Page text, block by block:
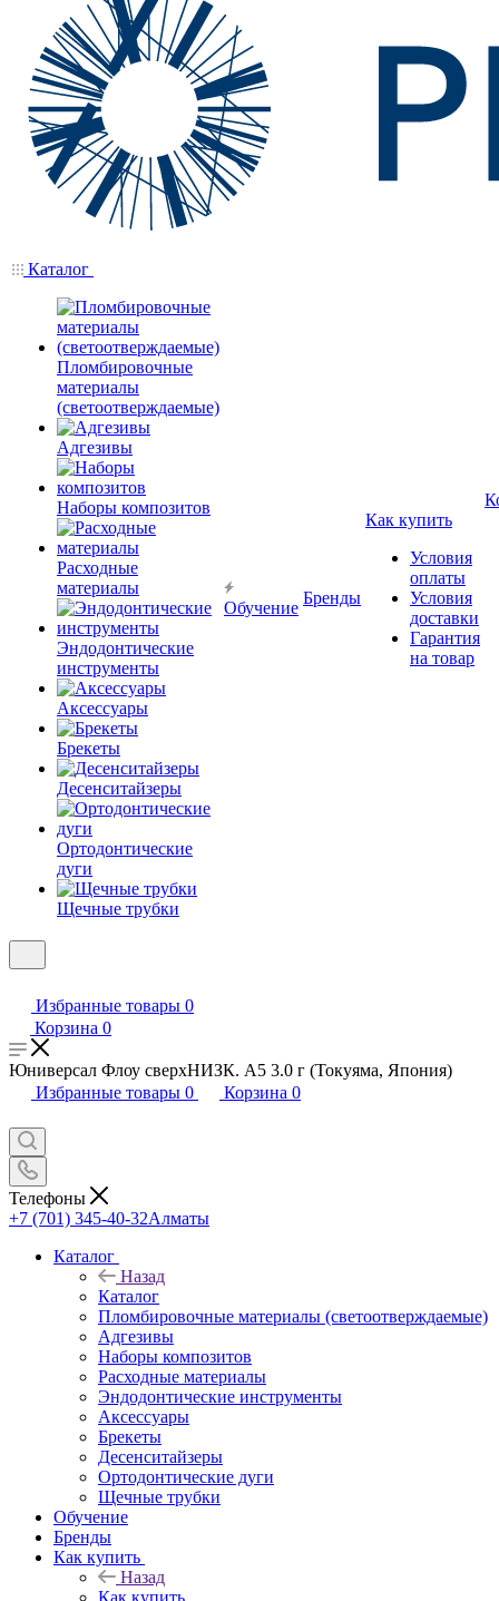
Каталог
Пломбировочные
материалы
(светоотверждаемые)
Адгезивы
Наборы композитов
Расходные
материалы
Эндодонтические
инструменты
Аксессуары
Брекеты
Десенситайзеры
Ортодонтические
дуги
Щечные трубки
Обучение
Бренды
Как купить
Условия
оплаты
Условия
доставки
Гарантия
на товар
Избранные товары 0
Корзина 0
Юниверсал Флоу сверхНИЗК. A5 3.0 г (Токуяма, Япония)
Избранные товары 0 Корзина 0
Телефоны
+7 (701) 345-40-32Алматы
Каталог
Назад
Каталог
Пломбировочные материалы (светоотверждаемые)
Адгезивы
Наборы композитов
Расходные материалы
Эндодонтические инструменты
Аксессуары
Брекеты
Десенситайзеры
Ортодонтические дуги
Щечные трубки
Обучение
Бренды
Как купить
Назад
Как купить